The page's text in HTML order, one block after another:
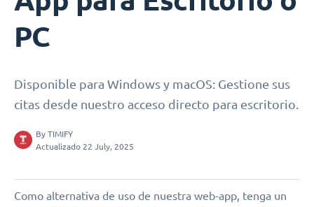
PC
Disponible para Windows y macOS: Gestione sus
citas desde nuestro acceso directo para escritorio.
By TIMIFY
Actualizado 22 July, 2025
Como alternativa de uso de nuestra web-app, tenga un